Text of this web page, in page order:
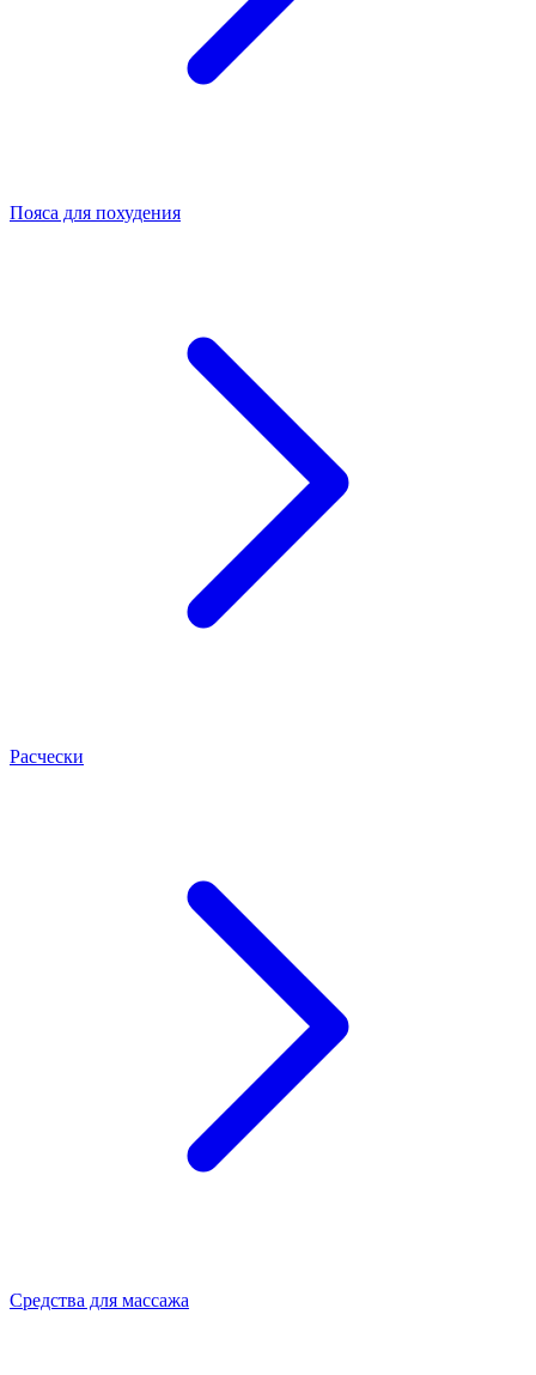
Пояса для похудения
Расчески
Средства для массажа